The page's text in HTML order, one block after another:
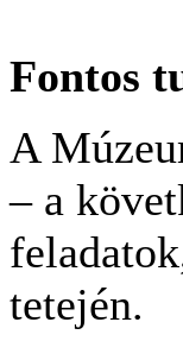
Fontos
A
– a
tetején.